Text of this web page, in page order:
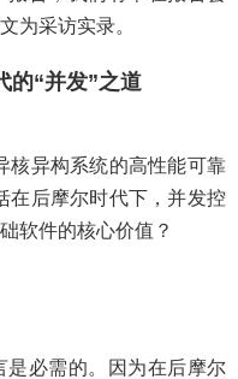
为采访实录。
的“并发”之道
核异构系统的高性能可靠
在后摩尔时代下，并发控
软件的核心价值？
必需的。因为在后摩尔